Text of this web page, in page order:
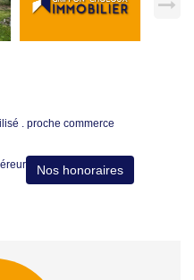
. proche commerce
Nos honoraires